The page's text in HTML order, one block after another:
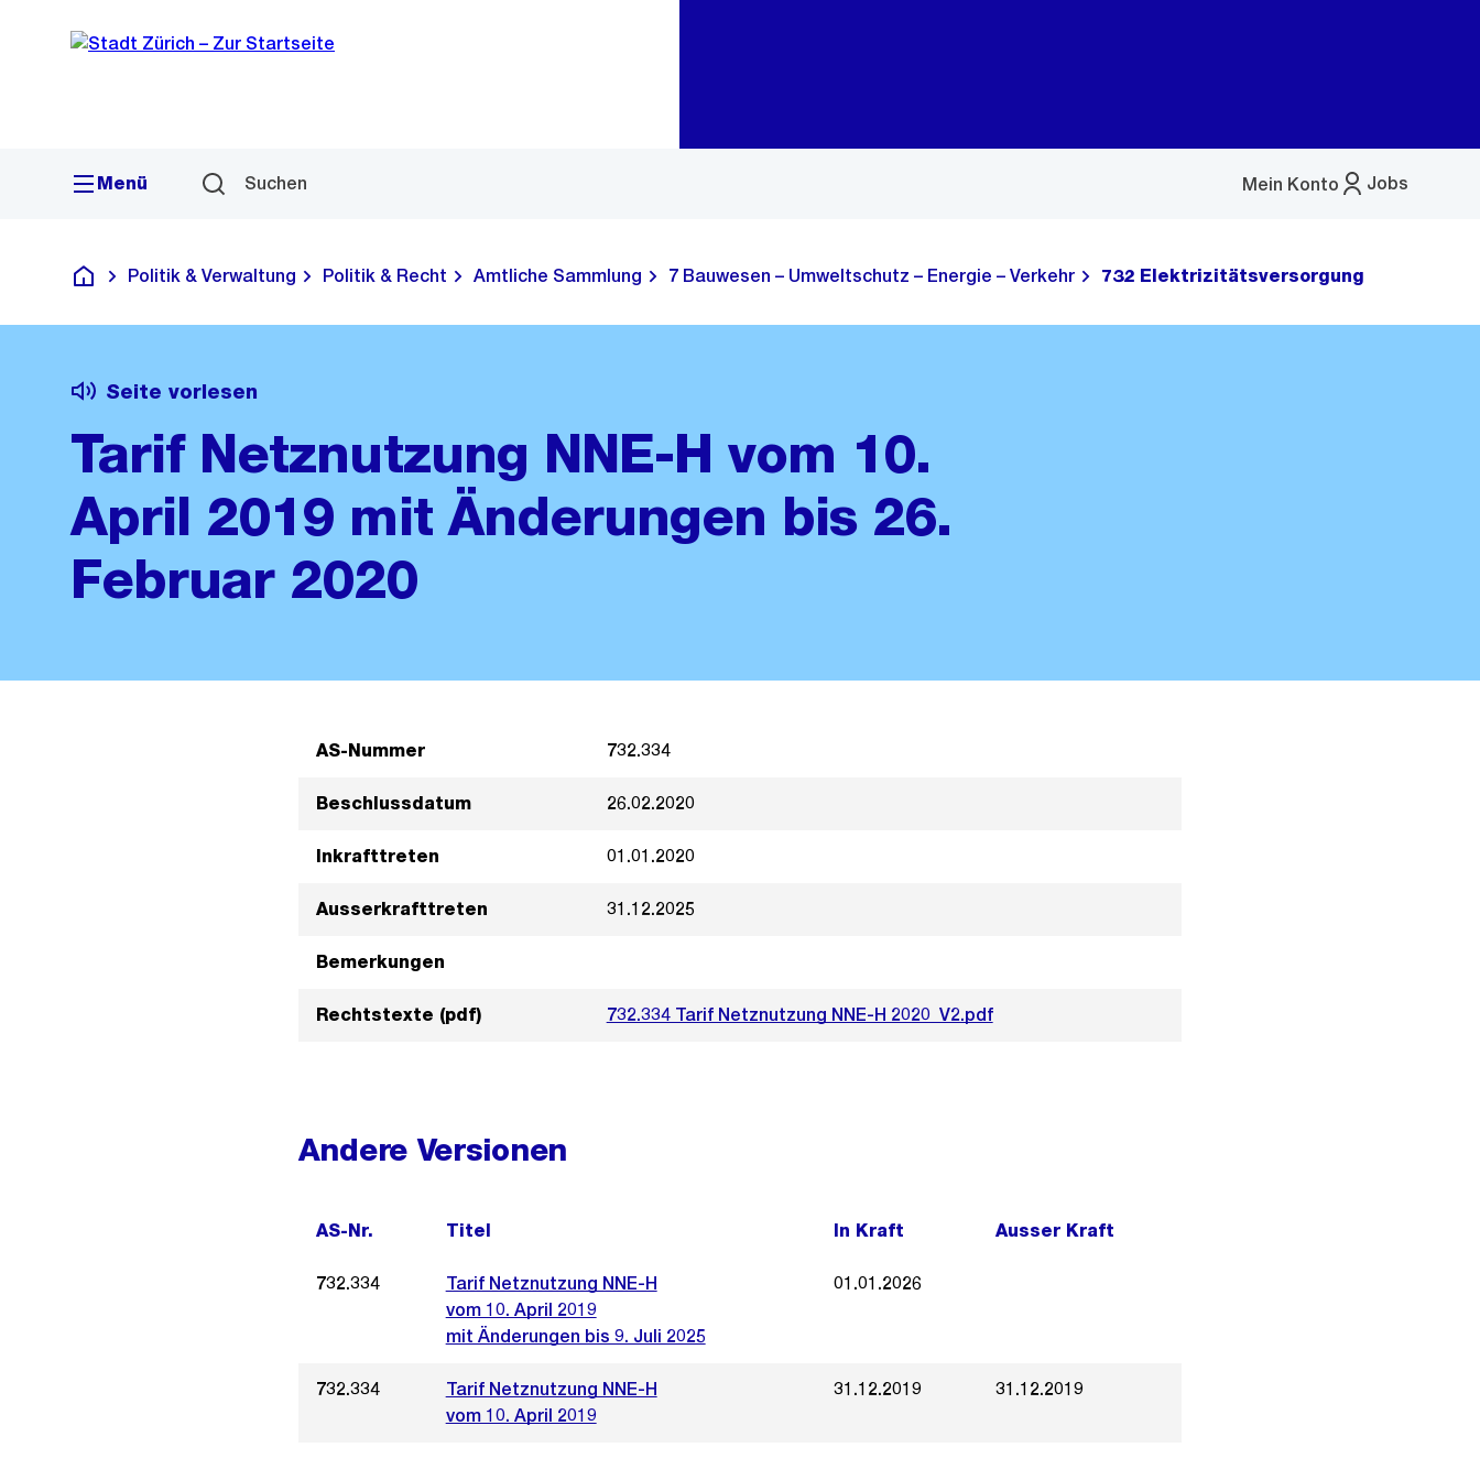
Navigation
Sprunglink
Menü Suchen Jobs
Mein Konto
Menü
Deutsch
Politik & Verwaltung Politik & Recht Amtliche Sammlung 7 Bauwesen – Umweltschutz – Energie – Verkehr 732 Elektrizitätsversorgung
Seite vorlesen
Tarif Netznutzung NNE-H vom 10.
April 2019 mit Änderungen bis 26.
Februar 2020
AS-Nummer 732.334
Beschlussdatum 26.02.2020
Inkrafttreten 01.01.2020
Ausserkrafttreten 31.12.2025
Bemerkungen
Rechtstexte (pdf) 732.334 Tarif Netznutzung NNE-H 2020_V2.pdf
Andere Versionen
AS-Nr. Titel In Kraft Ausser Kraft
732.334
Tarif Netznutzung NNE-H
vom 10. April 2019
mit Änderungen bis 9. Juli 2025
01.01.2026
732.334
Tarif Netznutzung NNE-H
vom 10. April 2019
31.12.2019 31.12.2019